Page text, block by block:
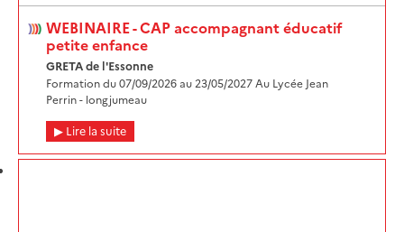
WEBINAIRE - CAP accompagnant éducatif
petite enfance
GRETA de l'Essonne
Formation du 07/09/2026 au 23/05/2027 Au Lycée Jean
Perrin - longjumeau
Lire la suite